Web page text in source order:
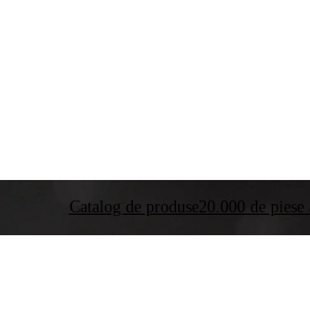
Catalog de produse 20.000 de